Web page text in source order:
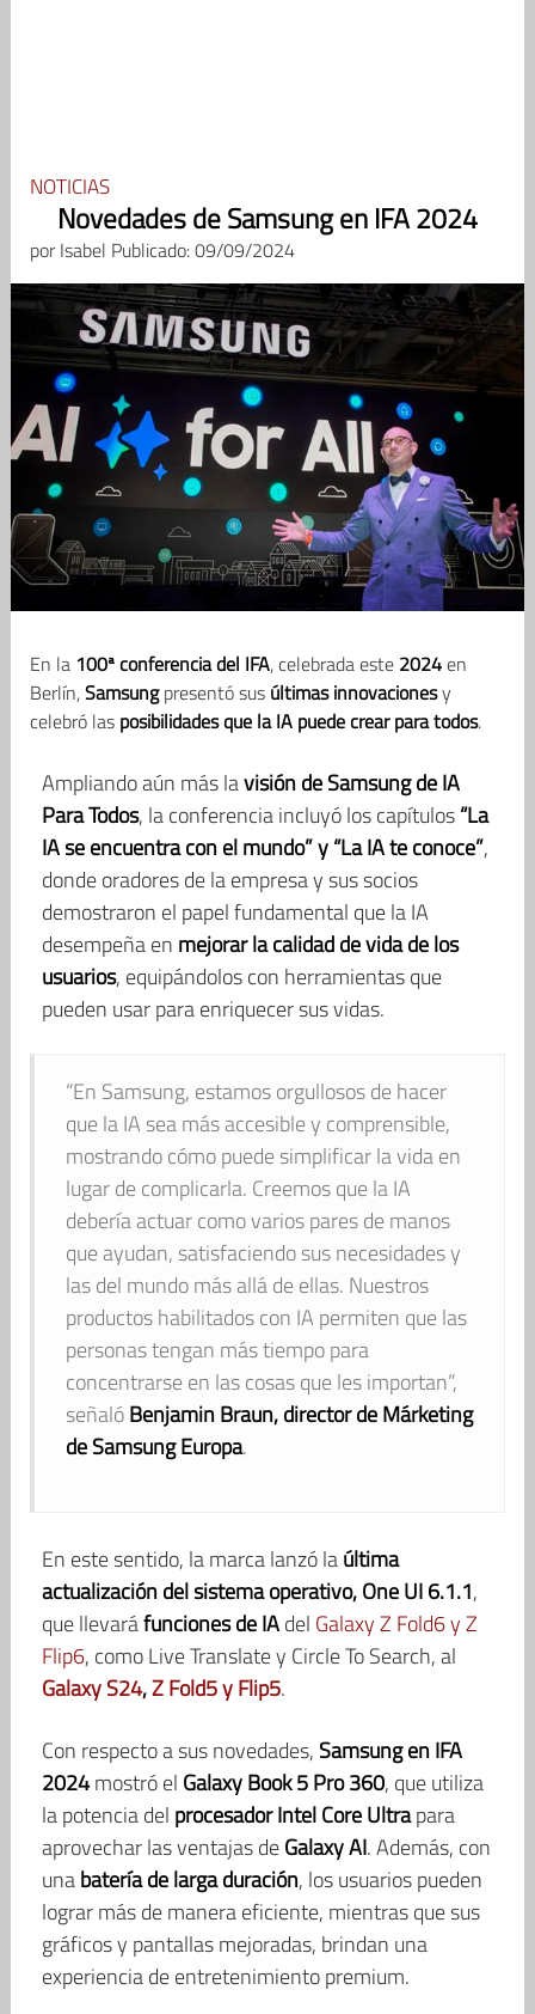
NOTICIAS
Novedades de Samsung en IFA 2024
porIsabel Publicado: 09/09/2024
En la 100ª conferencia del IFA, celebrada este 2024en
Berlín,Samsungpresentó sus últimas innovacionesy
celebró las posibilidades que la IA puede crear para todos.
Ampliando aún más lavisión de Samsung de IA
Para Todos, la conferencia incluyó los capítulos“La
IA se encuentra con el mundo” y “La IA te conoce”,
donde oradores de la empresa y sus socios
demostraron el papel fundamental que la IA
desempeña en mejorar la calidad de vida de los
usuarios, equipándolos con herramientas que
pueden usar para enriquecer sus vidas.
“En Samsung, estamos orgullosos de hacer
que la IA sea más accesible y comprensible,
mostrando cómo puede simplificar la vida en
lugar de complicarla. Creemos que la IA
debería actuar como varios pares de manos
que ayudan, satisfaciendo sus necesidades y
las del mundo más allá de ellas. Nuestros
productos habilitados con IA permiten que las
personas tengan más tiempo para
concentrarse en las cosas que les importan”,
señalóBenjamin Braun, director de Márketing
de Samsung Europa.
En este sentido, la marca lanzó laúltima
actualización del sistema operativo, One UI 6.1.1,
que llevaráfunciones de IAdel Galaxy Z Fold6 y Z
Flip6, como Live Translate y Circle To Search, al
Galaxy S24,Z Fold5 y Flip5.
Con respecto a sus novedades, Samsung en IFA
2024mostró el Galaxy Book 5 Pro 360, que utiliza
la potencia del procesador Intel Core Ultrapara
aprovechar las ventajas deGalaxy AI. Además, con
unabatería de larga duración, los usuarios pueden
lograr más de manera eficiente, mientras que sus
gráficos y pantallas mejoradas, brindan una
experiencia de entretenimiento premium.